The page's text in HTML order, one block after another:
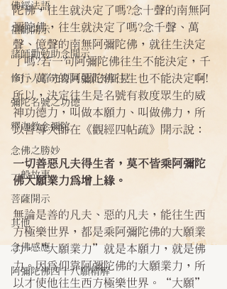
佛經法語
祖師開示
諸師勸勉助念開示
修行人首先要具足正知正見
彌陀名號之功德
釋迦教念彌陀
念佛之勝妙
一般故事
菩薩開示
其他
念佛感應
阿彌陀佛四十八願精解
陀佛，往生就決定了嗎?念十聲的南無阿
彌陀佛，往生就決定了嗎?念千聲、萬
聲、億聲的南無阿彌陀佛，就往生決定
了嗎?若一句阿彌陀佛往生不能決定，千
句、萬句的阿彌陀佛往生也不能決定啊!
所以，決定往生是名號有救度眾生的威
神功德力，叫做本願力、叫做佛力，所
以善導大師在《觀經四帖疏》開示說：
一切善惡凡夫得生者，莫不皆乘阿彌陀
佛大願業力為增上緣。
無論是善的凡夫、惡的凡夫，能往生西
方極樂世界，都是乘阿彌陀佛的大願業
力。“大願業力”就是本願力，就是佛
力。因為仰靠阿彌陀佛的大願業力，所
以才使他往生西方極樂世界。“大願”